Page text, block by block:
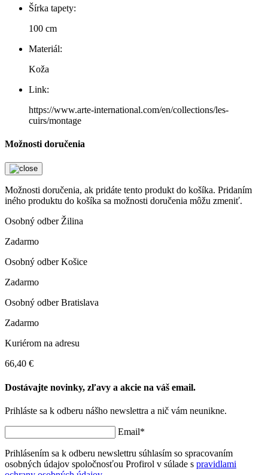
Šírka tapety:
100 cm
Materiál:
Koža
Link:
https://www.arte-international.com/en/collections/les-
cuirs/montage
Možnosti doručenia
Možnosti doručenia, ak pridáte tento produkt do košíka. Pridaním
iného produktu do košíka sa možnosti doručenia môžu zmeniť.
Osobný odber Žilina
Zadarmo
Osobný odber Košice
Zadarmo
Osobný odber Bratislava
Zadarmo
Kuriérom na adresu
66,40 €
Dostávajte novinky, zľavy a akcie na váš email.
Prihláste sa k odberu nášho newslettra a nič vám neunikne.
Email*
Prihlásením sa k odberu newslettru súhlasím so spracovaním
osobných údajov spoločnosťou Profirol v súlade s pravidlami